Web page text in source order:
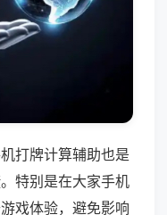
打牌计算辅助也是
特别是在大家手机
戏体验，避免影响